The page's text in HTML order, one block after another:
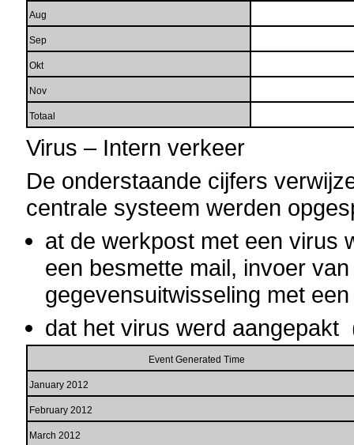
Aug
Sep
Okt
Nov
Totaal
Virus – Intern verkeer
De onderstaande cijfers
centrale systeem werden
at de werkpost met een virus
een besmette mail, invoer
gegevensuitwisseling met
dat het virus werd
Event Generated Time
January 2012
February 2012
March 2012